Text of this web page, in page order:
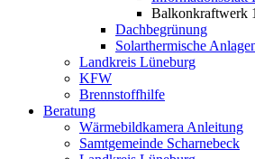
Balkonkraftwerk
Dachbegrünung
Solarthermische
Landkreis Lüneburg
KFW
Brennstoffhilfe
Beratung
Wärmebildkamera Anleitung
Samtgemeinde Scharnebeck